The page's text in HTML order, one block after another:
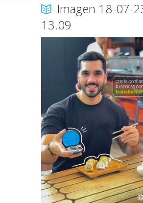
Imagen 18-07-
13.09